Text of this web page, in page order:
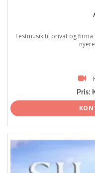
Festmusik til privat og
Pris: